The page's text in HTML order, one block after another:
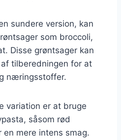
sundere version, kan
som broccoli,
Disse grøntsager kan
tilberedningen for at
næringsstoffer.
variation er at bruge
såsom rød
en mere intens smag.